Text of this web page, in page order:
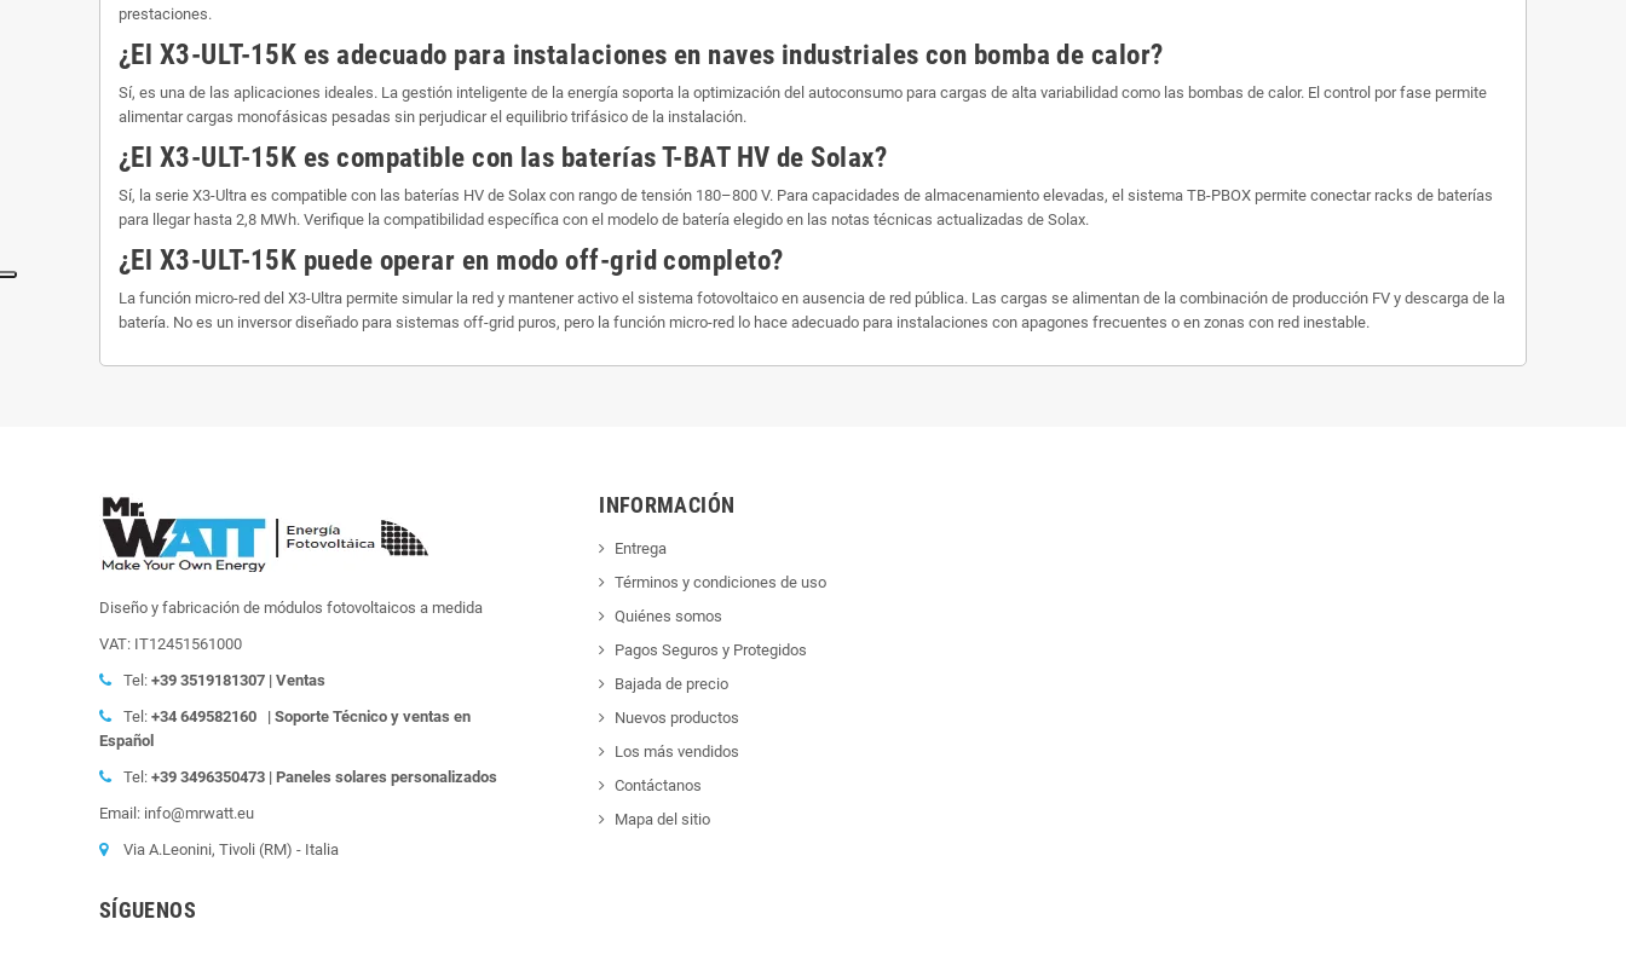
prestaciones.
¿El X3-ULT-15K es adecuado para instalaciones en naves industriales con bomba de calor?
Sí, es una de las aplicaciones ideales. La gestión inteligente de la energía soporta la optimización del autoconsumo para cargas de alta variabilidad como las bombas de calor. El control por fase permite
alimentar cargas monofásicas pesadas sin perjudicar el equilibrio trifásico de la instalación.
¿El X3-ULT-15K es compatible con las baterías T-BAT HV de Solax?
Sí, la serie X3-Ultra es compatible con las baterías HV de Solax con rango de tensión 180–800 V. Para capacidades de almacenamiento elevadas, el sistema TB-PBOX permite conectar racks de baterías
para llegar hasta 2,8 MWh. Verifique la compatibilidad específica con el modelo de batería elegido en las notas técnicas actualizadas de Solax.
¿El X3-ULT-15K puede operar en modo off-grid completo?
La función micro-red del X3-Ultra permite simular la red y mantener activo el sistema fotovoltaico en ausencia de red pública. Las cargas se alimentan de la combinación de producción FV y descarga de la
batería. No es un inversor diseñado para sistemas off-grid puros, pero la función micro-red lo hace adecuado para instalaciones con apagones frecuentes o en zonas con red inestable.
Diseño y fabricación de módulos fotovoltaicos a medida
VAT: IT12451561000
Tel: +39 3519181307 | Ventas
Tel: +34 649582160 | Soporte Técnico y ventas en
Español
Tel: +39 3496350473 | Paneles solares personalizados
Email: info@mrwatt.eu
Via A.Leonini, Tivoli (RM) - Italia
SÍGUENOS
INFORMACIÓN
Entrega
Términos y condiciones de uso
Quiénes somos
Pagos Seguros y Protegidos
Bajada de precio
Nuevos productos
Los más vendidos
Contáctanos
Mapa del sitio